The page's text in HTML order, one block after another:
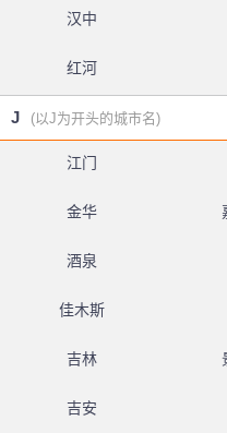
汉中
红河
J (以J为开头的城市名)
江门
金华
酒泉
佳木斯
吉林
吉安